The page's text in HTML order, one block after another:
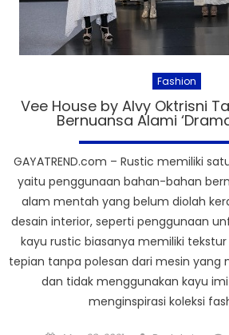
Fashion
Vee House by Alvy Oktrisni
Bernuansa Alami
GAYATREND.com – Rustic memiliki
yaitu penggunaan bahan-bahan
alam mentah yang belum diolah
desain interior, seperti penggunaan
kayu rustic biasanya memiliki
tepian tanpa polesan dari mesin yang
dan tidak menggunakan kayu
menginspirasi koleksi